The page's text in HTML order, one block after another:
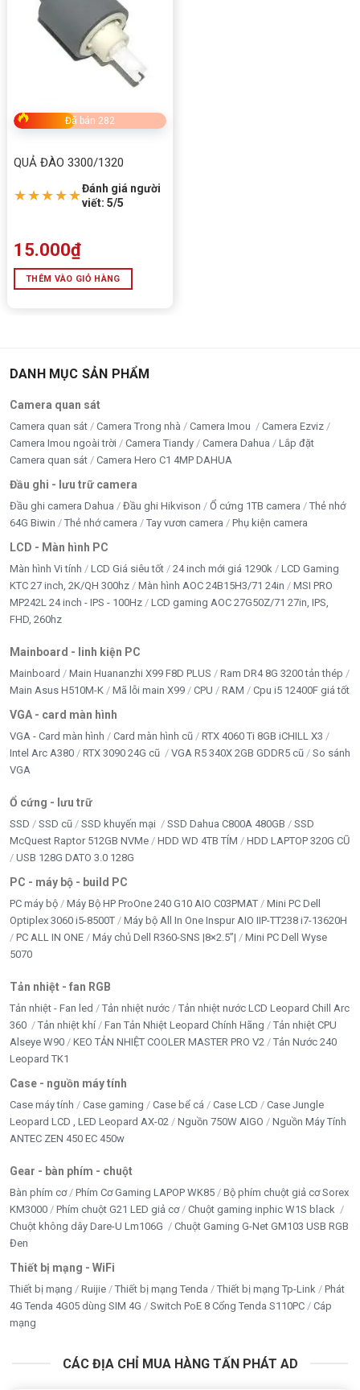
Đã bán 282
QUẢ ĐÀO 3300/1320
★★★★★Đánh giá người
viết: 5/5
15.000₫
THÊM VÀO GIỎ HÀNG
DANH MỤC SẢN PHẨM
Camera quan sát
Camera quan sát Camera Trong nhà Camera Imou
Camera Ezviz
Camera Imou ngoài trời
Camera Tiandy Camera Dahua
Lắp đặt
Camera quan sát
Camera Hero C1 4MP DAHUA
Đầu ghi - lưu trữ camera
Đầu ghi camera Dahua Đầu ghi Hikvison Ổ cứng 1TB camera
Thẻ nhớ
64G Biwin
Thẻ nhớ camera Tay vươn camera Phụ kiện camera
LCD - Màn hình PC
Màn hình Vi tính LCD Giá siêu tốt 24 inch mới giá 1290k
LCD Gaming
KTC 27 inch, 2K/QH 300hz
Màn hình AOC 24B15H3/71 24in
MSI PRO
MP242L 24 inch - IPS - 100Hz
LCD gaming AOC 27G50Z/71 27in, IPS,
FHD, 260hz
Mainboard - linh kiện PC
Mainboard Main Huananzhi X99 F8D PLUS
Ram DR4 8G 3200 tản thép
Main Asus H510M-K
Mã lỗi main X99 CPU RAM Cpu i5 12400F giá tốt
VGA - card màn hình
VGA - Card màn hình Card màn hình cũ
RTX 4060 Ti 8GB iCHILL X3
Intel Arc A380
RTX 3090 24G cũ VGA R5 340X 2GB GDDR5 cũ
So sánh
VGA
Ổ cứng - lưu trữ
SSD SSD cũ SSD khuyến mại SSD Dahua C800A 480GB
SSD
McQuest Raptor 512GB NVMe
HDD WD 4TB TÍM
HDD LAPTOP 320G CŨ
USB 128G DATO 3.0 128G
PC - máy bộ - build PC
PC máy bộ Máy Bộ HP ProOne 240 G10 AIO C03PMAT
Mini PC Dell
Optiplex 3060 i5-8500T
Máy bộ All In One Inspur AIO IIP-TT238 i7-13620H
PC ALL IN ONE
Máy chủ Dell R360-SNS |8×2.5”|
Mini PC Dell Wyse
5070
Tản nhiệt - fan RGB
Tản nhiệt - Fan led Tản nhiệt nước
Tản nhiệt nước LCD Leopard Chill Arc
360
Tản nhiệt khí Fan Tản Nhiệt Leopard Chính Hãng
Tản nhiệt CPU
Alseye W90
KEO TẢN NHIỆT COOLER MASTER PRO V2
Tản Nước 240
Leopard TK1
Case - nguồn máy tính
Case máy tính Case gaming Case bể cá Case LCD
Case Jungle
Leopard LCD , LED Leopard AX-02
Nguồn 750W AIGO
Nguồn Máy Tính
ANTEC ZEN 450 EC 450w
Gear - bàn phím - chuột
Bàn phím cơ Phím Cơ Gaming LAPOP WK85
Bộ phím chuột giả cơ Sorex
KM3000
Phím chuột G21 LED giả cơ
Chuột gaming inphic W1S black
Chuột không dây Dare-U Lm106G
Chuột Gaming G-Net GM103 USB RGB
Đen
Thiết bị mạng - WiFi
Thiết bị mạng Ruijie Thiết bị mạng Tenda Thiết bị mạng Tp-Link
Phát
4G Tenda 4G05 dùng SIM 4G
Switch PoE 8 Cổng Tenda S110PC
Cáp
mạng
CÁC ĐỊA CHỈ MUA HÀNG TẤN PHÁT AD